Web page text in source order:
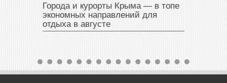
Города и курорты Крыма — в топе
экономных направлений для
отдыха в августе